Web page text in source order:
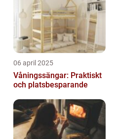
06 april 2025
Våningssängar: Praktiskt
och platsbesparande